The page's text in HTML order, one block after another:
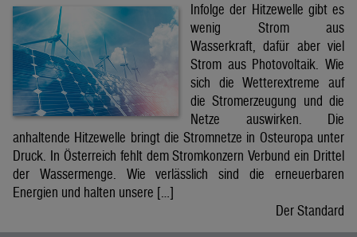
Infolge der Hitzewelle gibt es
wenig Strom aus
Wasserkraft, dafür aber viel
Strom aus Photovoltaik. Wie
sich die Wetterextreme auf
die Stromerzeugung und die
Netze auswirken. Die
anhaltende Hitzewelle bringt die Stromnetze in Osteuropa unter
Druck. In Österreich fehlt dem Stromkonzern Verbund ein Drittel
der Wassermenge. Wie verlässlich sind die erneuerbaren
Energien und halten unsere […]
Der Standard